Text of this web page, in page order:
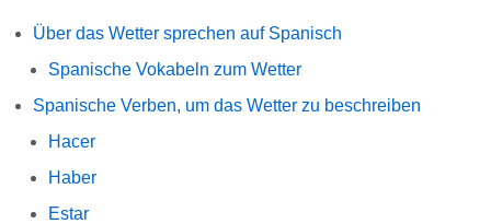
Über das Wetter sprechen auf Spanisch
Spanische Vokabeln zum Wetter
Spanische Verben, um das Wetter zu beschreiben
Hacer
Haber
Estar